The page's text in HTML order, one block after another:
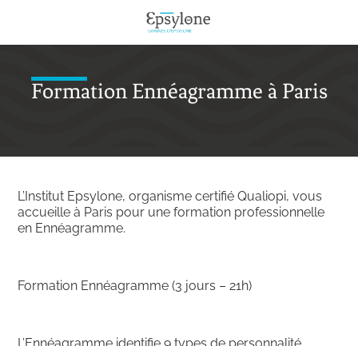
Formation Ennéagramme à Paris
L’Institut Epsylone, organisme certifié Qualiopi, vous
accueille à Paris pour une formation professionnelle
en Ennéagramme.
Formation Ennéagramme (3 jours – 21h)